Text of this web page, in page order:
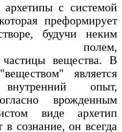
с системой
преформирует
будучи неким
полем,
вещества. В
является
опыт,
врожденным
виде архетип
в сознание, он всегда